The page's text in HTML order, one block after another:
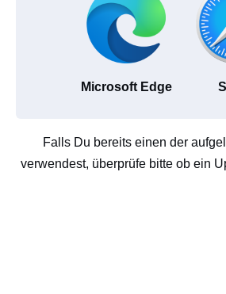
Microsoft Edge
Falls Du bereits einen der
verwendest, überprüfe bitte ob ein